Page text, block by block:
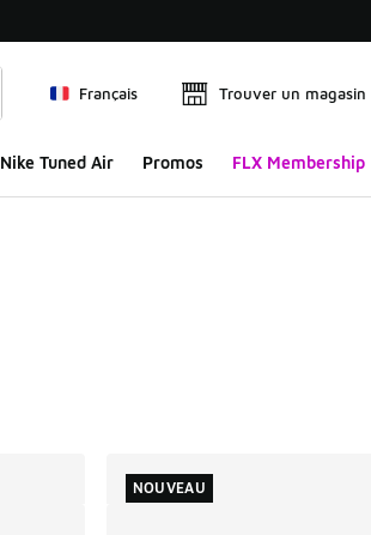
Français Trouver un magasin
Nike Tuned Air Promos FLX Membership
NOUVEAU